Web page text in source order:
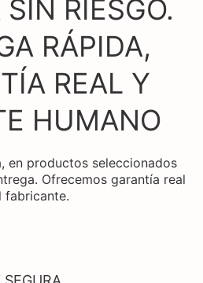
RIESGO.
RÁPIDA,
REAL Y
HUMANO
en productos seleccionados
Ofrecemos garantía real
fabricante.